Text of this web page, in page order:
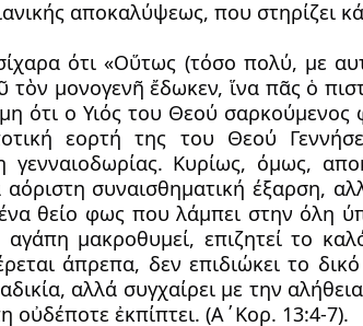
αποκαλύψεως, που στηρίζει
ότι «Οὕτως (τόσο πολύ, με
μονογενῆ ἔδωκεν, ἵνα πᾶς ὁ
ότι ο Υιός του Θεού σαρκούμενος
εορτή της του Θεού
γενναιοδωρίας. Κυρίως, όμως,
αόριστη συναισθηματική έξαρση,
θείο φως που λάμπει στην όλη
μακροθυμεί, επιζητεί το
άπρεπα, δεν επιδιώκει το
αλλά συγχαίρει με την
οὐδέποτε ἐκπίπτει. (Α΄Κορ. 13:4-7).